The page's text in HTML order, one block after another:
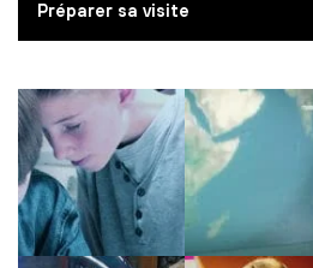
Préparer sa visite